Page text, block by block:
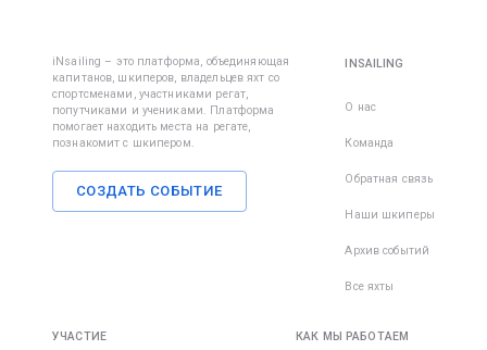
iNsailing – это платформа, объединяющая
капитанов, шкиперов, владельцев яхт со
спортсменами, участниками регат,
попутчиками и учениками. Платформа
помогает находить места на регате,
познакомит с шкипером.
СОЗДАТЬ СОБЫТИЕ
INSAILING
О нас
Команда
Обратная связь
Наши шкиперы
Архив событий
Все яхты
УЧАСТИЕ КАК МЫ РАБОТАЕМ